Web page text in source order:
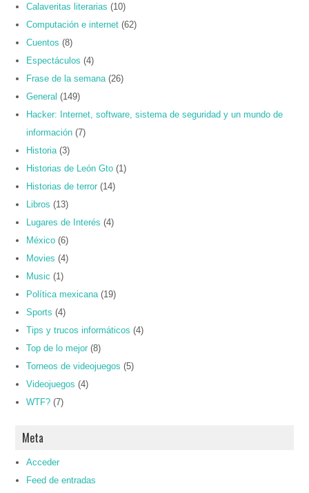
Calaveritas literarias (10)
Computación e internet (62)
Cuentos (8)
Espectáculos (4)
Frase de la semana (26)
General (149)
Hacker: Internet, software, sistema de seguridad y un mundo de
información (7)
Historia (3)
Historias de León Gto (1)
Historias de terror (14)
Libros (13)
Lugares de Interés (4)
México (6)
Movies (4)
Music (1)
Política mexicana (19)
Sports (4)
Tips y trucos informáticos (4)
Top de lo mejor (8)
Torneos de videojuegos (5)
Videojuegos (4)
WTF? (7)
Meta
Acceder
Feed de entradas